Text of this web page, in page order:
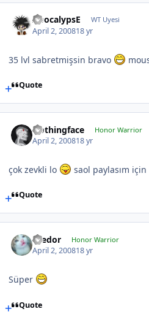
ApocalypsE WT Uyesi
April 2, 200818 yr
35 lvl sabretmişsin bravo
Quote
Nothingface Honor Warrior
April 2, 200818 yr
çok zevkli lo saol paylasım için
Quote
Teedor Honor Warrior
April 2, 200818 yr
Süper
Quote